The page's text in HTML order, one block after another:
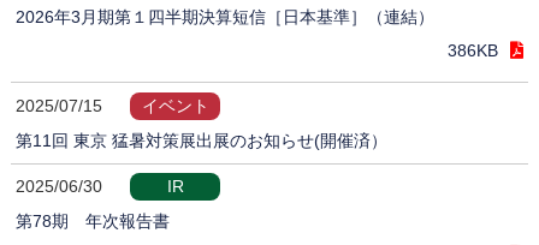
2026年3月期第１四半期決算短信［日本基準］（連結）
386KB
2025/07/15
イベント
第11回 東京 猛暑対策展出展のお知らせ(開催済）
2025/06/30
IR
第78期 年次報告書